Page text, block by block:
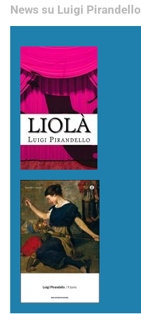
News su Luigi Pirandello